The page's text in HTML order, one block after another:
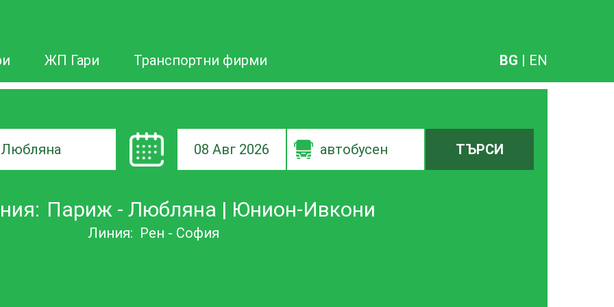
ЖП Гари Транспортни фирми BG | EN
08 Авг 2026 автобусен ТЪРСИ
Париж - Любляна | Юнион-Ивкони
Линия: Рен - София